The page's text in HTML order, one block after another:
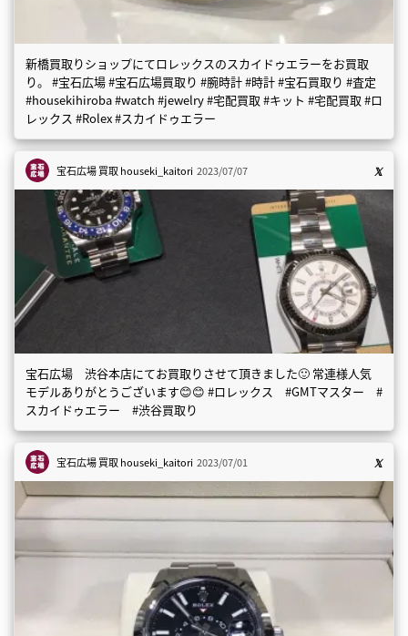
新橋買取りショップにてロレックスのスカイドゥエラーをお買取
り。 #宝石広場 #宝石広場買取り #腕時計 #時計 #宝石買取り #査定
#housekihiroba #watch #jewelry #宅配買取 #キット #宅配買取 #ロ
レックス #Rolex #スカイドゥエラー
宝石広場 買取houseki_kaitori 2023/07/07
宝石広場 渋谷本店にてお買取りさせて頂きました🙂 常連様人気
モデルありがとうございます😊😊 #ロレックス #GMTマスター #
スカイドゥエラー #渋谷買取り
宝石広場 買取houseki_kaitori 2023/07/01